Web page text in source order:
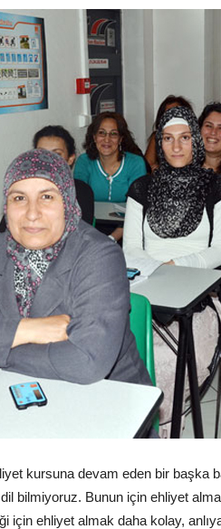
kursuna devam eden bir başka
bilmiyoruz. Bunun için ehliyet
ehliyet almak daha kolay,